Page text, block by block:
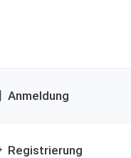
Anmeldung
Registrierung